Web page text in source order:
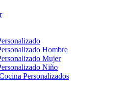
Hombre
Mujer
Niño
Personalizados